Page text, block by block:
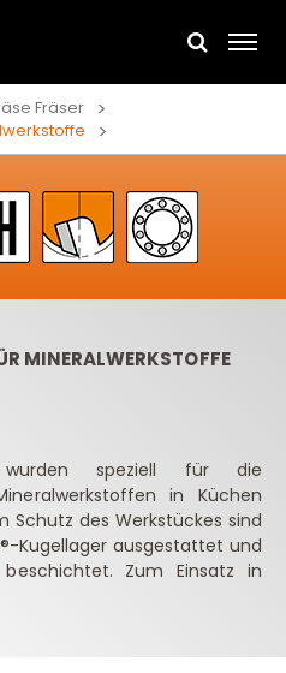
Fräser
MINERALWERKSTOFFE
speziell für die
in Küchen
Schutz des Werkstückes sind
Kugellager ausgestattet und
beschichtet. Zum Einsatz in